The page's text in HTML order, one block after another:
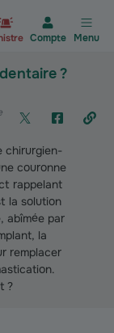
Compte Menu
?
chirurgien-
couronne
rappelant
la solution
abîmée par
la
remplacer
?